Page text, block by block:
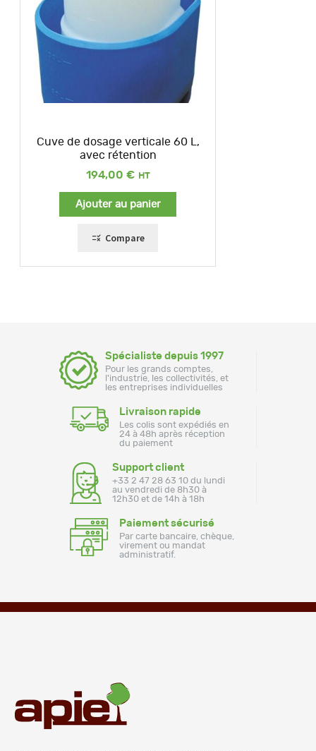
Cuve de dosage verticale 60 L,
avec rétention
194,00 €
Ajouter au panier
Compare
Spécialiste depuis 1997
Pour les grands comptes,
l'industrie, les collectivités, et
les entreprises individuelles
Livraison rapide
Les colis sont expédiés en
24 à 48h après réception
du paiement
Support client
+33 2 47 28 63 10 du lundi
au vendredi de 8h30 à
12h30 et de 14h à 18h
Paiement sécurisé
Par carte bancaire, chèque,
virement ou mandat
administratif.